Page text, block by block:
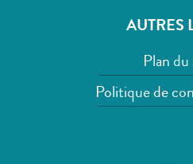
AUTRES
Plan du
Politique de